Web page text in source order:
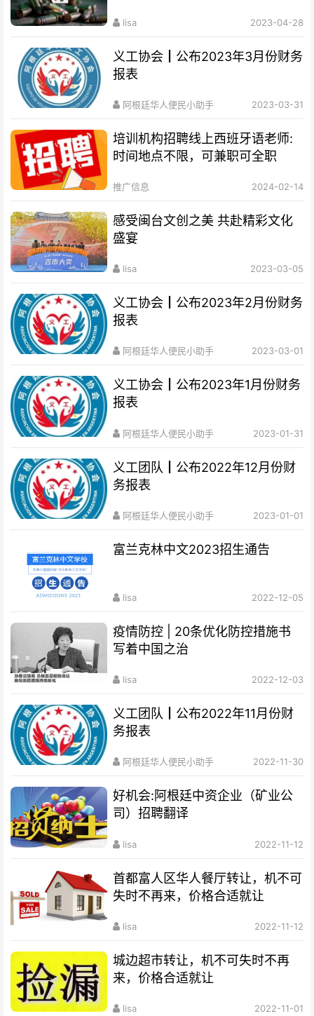
lisa 2023-04-28
义工协会┃公布2023年3月份财务
报表
阿根廷华人便民小助手 2023-03-31
培训机构招聘线上西班牙语老师:
时间地点不限，可兼职可全职
推广信息 2024-02-14
感受闽台文创之美 共赴精彩文化
盛宴
lisa 2023-03-05
义工协会┃公布2023年2月份财务
报表
阿根廷华人便民小助手 2023-03-01
义工协会┃公布2023年1月份财务
报表
阿根廷华人便民小助手 2023-01-31
义工团队┃公布2022年12月份财
务报表
阿根廷华人便民小助手 2023-01-01
富兰克林中文2023招生通告
lisa 2022-12-05
疫情防控 | 20条优化防控措施书
写着中国之治
lisa 2022-12-03
义工团队┃公布2022年11月份财
务报表
阿根廷华人便民小助手 2022-11-30
好机会:阿根廷中资企业（矿业公
司）招聘翻译
lisa 2022-11-12
首都富人区华人餐厅转让，机不可
失时不再来，价格合适就让
lisa 2022-11-12
城边超市转让，机不可失时不再
来，价格合适就让
lisa 2022-11-01